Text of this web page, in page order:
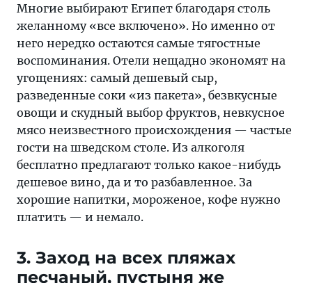
Многие выбирают Египет благодаря столь
желанному «все включено». Но именно от
него нередко остаются самые тягостные
воспоминания. Отели нещадно экономят на
угощениях: самый дешевый сыр,
разведенные соки «из пакета», безвкусные
овощи и скудный выбор фруктов, невкусное
мясо неизвестного происхождения — частые
гости на шведском столе. Из алкоголя
бесплатно предлагают только какое-нибудь
дешевое вино, да и то разбавленное. За
хорошие напитки, мороженое, кофе нужно
платить — и немало.
3. Заход на всех пляжах
песчаный, пустыня же